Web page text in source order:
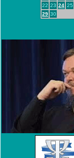
22 23 24 25
29 30